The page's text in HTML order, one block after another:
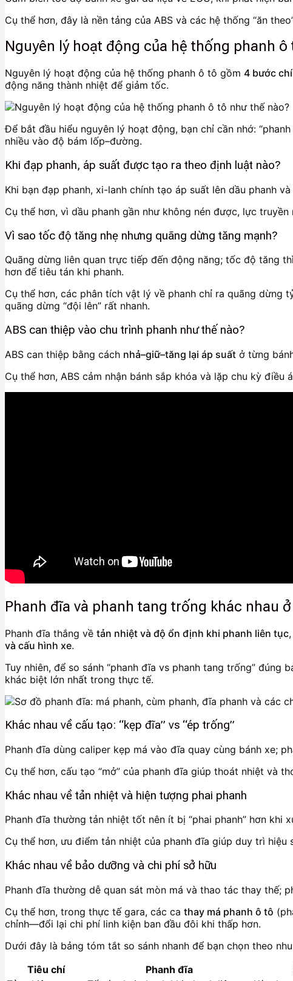
Cụ thể hơn, đây là nền tảng của ABS và các hệ thống “ăn
Nguyên lý hoạt động của hệ thống phanh ô
Nguyên lý hoạt động của hệ thống phanh ô tô gồm 4 bước
động năng thành nhiệt để giảm tốc.
Để bắt đầu hiểu nguyên lý hoạt động, bạn chỉ cần nhớ:
nhiều vào độ bám lốp–đường.
Khi đạp phanh, áp suất được tạo ra theo định luật nào?
Khi bạn đạp phanh, xi-lanh chính tạo áp suất lên dầu phanh
Cụ thể hơn, vì dầu phanh gần như không nén được, lực
Vì sao tốc độ tăng nhẹ nhưng quãng dừng tăng mạnh?
Quãng dừng liên quan trực tiếp đến động năng; tốc độ tăng
hơn để tiêu tán khi phanh.
Cụ thể hơn, các phân tích vật lý về phanh chỉ ra quãng
quãng dừng “đội lên” rất nhanh.
ABS can thiệp vào chu trình phanh như thế nào?
ABS can thiệp bằng cách nhả–giữ–tăng lại áp suất ở từng
Cụ thể hơn, ABS cảm nhận bánh sắp khóa và lặp chu kỳ
Phanh đĩa và phanh tang trống khác nhau
Phanh đĩa thắng về tản nhiệt và độ ổn định khi phanh liên tục
và cấu hình xe.
Tuy nhiên, để so sánh “phanh đĩa vs phanh tang trống” đúng
khác biệt lớn nhất trong thực tế.
Khác nhau về cấu tạo: “kẹp đĩa” vs “ép trống”
Phanh đĩa dùng caliper kẹp má vào đĩa quay cùng bánh xe;
Cụ thể hơn, cấu tạo “mở” của phanh đĩa giúp thoát nhiệt và
Khác nhau về tản nhiệt và hiện tượng phai phanh
Phanh đĩa thường tản nhiệt tốt nên ít bị “phai phanh” hơn khi
Cụ thể hơn, ưu điểm tản nhiệt của phanh đĩa giúp duy trì
Khác nhau về bảo dưỡng và chi phí sở hữu
Phanh đĩa thường dễ quan sát mòn má và thao tác thay thế;
Cụ thể hơn, trong thực tế gara, các ca thay má phanh ô tô
chỉnh—đổi lại chi phí linh kiện ban đầu đôi khi thấp hơn.
Dưới đây là bảng tóm tắt so sánh nhanh để bạn chọn theo
Tiêu chí
Phanh đĩa